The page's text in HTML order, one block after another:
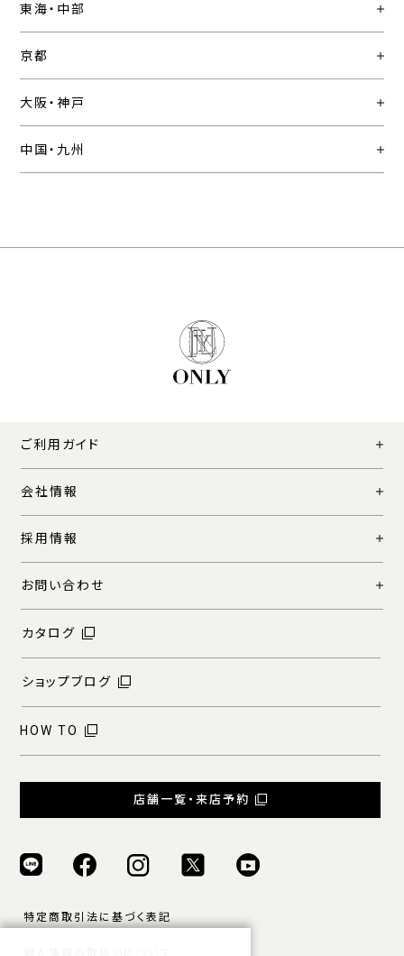
東海・中部
京都
大阪・神戸
中国・九州
ご利用ガイド
会社情報
採用情報
お問い合わせ
カタログ
ショップブログ
HOW TO
店舗一覧・来店予約
特定商取引法に基づく表記